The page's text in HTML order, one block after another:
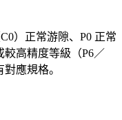
）正常游隙、P0 正常
高精度等級（P6／
應規格。